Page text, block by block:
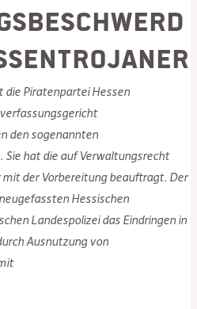
die Piratenpartei Hessen
den sogenannten
hat die auf Verwaltungsrecht
mit der Vorbereitung beauftragt. Der
Hessischen
Landespolizei das Eindringen in
Ausnutzung von